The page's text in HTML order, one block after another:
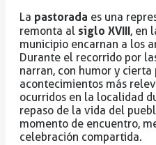
La pastorada es una
remonta al siglo XVIII, en
municipio encarnan a los
Durante el recorrido por
narran, con humor y cierta
acontecimientos más
ocurridos en la localidad
repaso de la vida del
momento de encuentro,
celebración compartida.